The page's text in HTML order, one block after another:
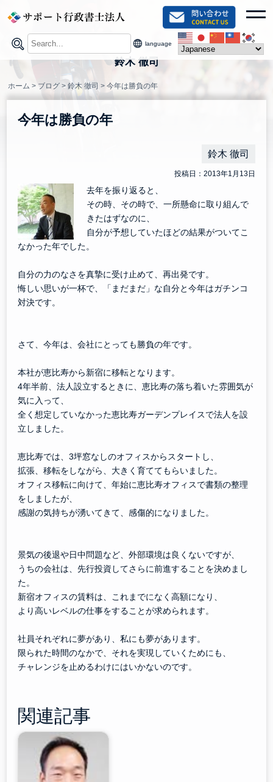
content
language
鈴木 徹司
ホーム > ブログ >鈴木 徹司 >今年は勝負の年
今年は勝負の年
投稿日：2013年1月13日
鈴木 徹司
去年を振り返ると、
その時、その時で、一所懸命に取り組んで
きたはずなのに、
自分が予想していたほどの結果がついてこ
なかった年でした。
自分の力のなさを真摯に受け止めて、再出発です。
悔しい思いが一杯で、「まだまだ」な自分と今年はガチンコ
対決です。
さて、今年は、会社にとっても勝負の年です。
本社が恵比寿から新宿に移転となります。
4年半前、法人設立するときに、恵比寿の落ち着いた雰囲気が
気に入って、
全く想定していなかった恵比寿ガーデンプレイスで法人を設
立しました。
恵比寿では、3坪窓なしのオフィスからスタートし、
拡張、移転をしながら、大きく育ててもらいました。
オフィス移転に向けて、年始に恵比寿オフィスで書類の整理
をしましたが、
感謝の気持ちが湧いてきて、感傷的になりました。
景気の後退や日中問題など、外部環境は良くないですが、
うちの会社は、先行投資してさらに前進することを決めまし
た。
新宿オフィスの賃料は、これまでになく高額になり、
より高いレベルの仕事をすることが求められます。
社員それぞれに夢があり、私にも夢があります。
限られた時間のなかで、それを実現していくためにも、
チャレンジを止めるわけにはいかないのです。
関連記事